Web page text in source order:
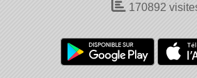
170892